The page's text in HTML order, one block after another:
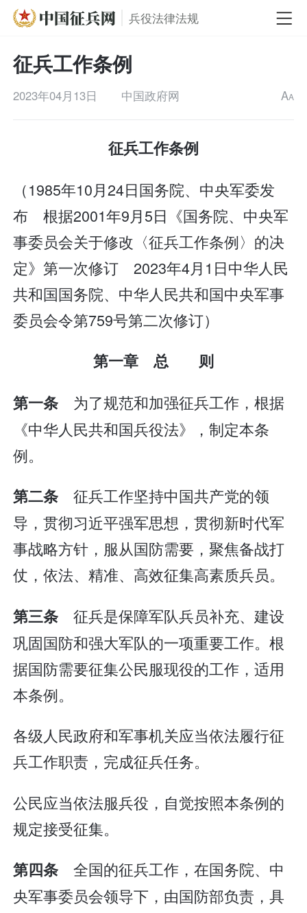
兵役法律法规
征兵工作条例
2023年04月13日 中国政府网 AA
征兵工作条例
（1985年10月24日国务院、中央军委发
布 根据2001年9月5日《国务院、中央军
事委员会关于修改〈征兵工作条例〉的决
定》第一次修订 2023年4月1日中华人民
共和国国务院、中华人民共和国中央军事
委员会令第759号第二次修订）
第一章 总 则
第一条 为了规范和加强征兵工作，根据
《中华人民共和国兵役法》，制定本条
例。
第二条 征兵工作坚持中国共产党的领
导，贯彻习近平强军思想，贯彻新时代军
事战略方针，服从国防需要，聚焦备战打
仗，依法、精准、高效征集高素质兵员。
第三条 征兵是保障军队兵员补充、建设
巩固国防和强大军队的一项重要工作。根
据国防需要征集公民服现役的工作，适用
本条例。
各级人民政府和军事机关应当依法履行征
兵工作职责，完成征兵任务。
公民应当依法服兵役，自觉按照本条例的
规定接受征集。
第四条 全国的征兵工作，在国务院、中
央军事委员会领导下，由国防部负责，具